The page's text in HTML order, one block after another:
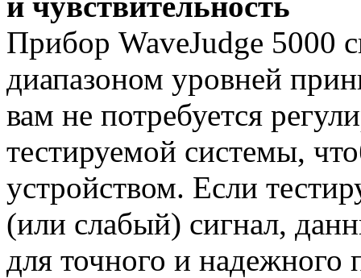
Прибор WaveJudge 5000
диапазоном уровней
вам не потребуется
тестируемой системы,
устройством. Если
(или слабый) сигнал,
для точного и надежного